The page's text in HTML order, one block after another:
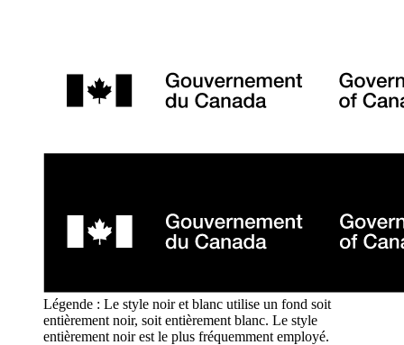
Légende : Le style noir et blanc utilise un fond soit
entièrement noir, soit entièrement blanc. Le style
entièrement noir est le plus fréquemment employé.